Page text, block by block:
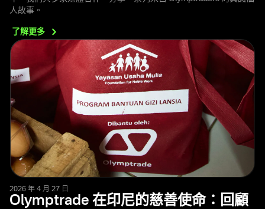
人故事。
了解更多
2026 年 4 月 27 日
Olymptrade 在印尼的慈善使命：回顧